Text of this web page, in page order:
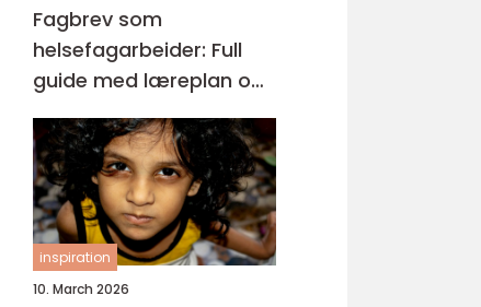
Fagbrev som
helsefagarbeider: Full
guide med læreplan og
praksis
inspiration
10. March 2026